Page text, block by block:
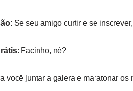
: Se seu amigo curtir e se
: Facinho, né?
você juntar a galera e maratonar os